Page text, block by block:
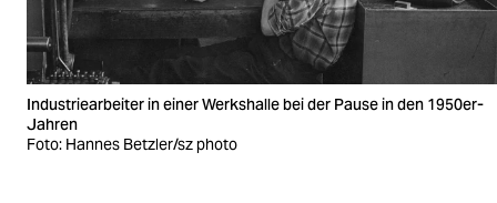
veranstaltungen
shop
fragen & hilfe
unterstützen
Industrie­arbeiter in einer Werkshalle bei der Pause in den 1950er-
Jahren
Foto: Hannes Betzler/sz ­photo